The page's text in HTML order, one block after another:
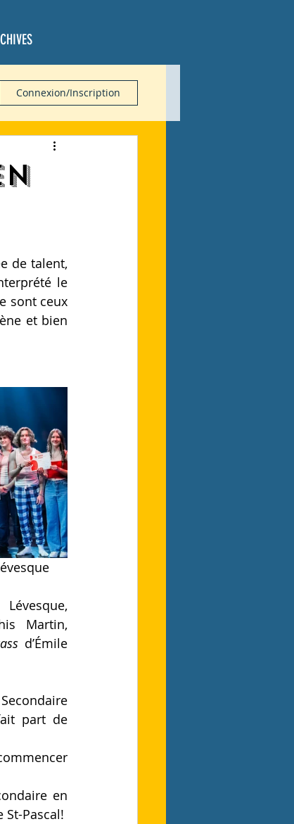
Connexion/Inscription
de talent,
le
sont ceux
et bien
Martin,
d’Émile
part de
en
St-Pascal!